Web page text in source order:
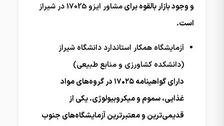
و وجود بازار بالقوه برایمشاور ایزو 17025 در شیراز
است.
آزمایشگاه همکار استاندارد دانشگاه شیراز
(دانشکده کشاورزی و منابع طبیعی)
دارای گواهینامه ۱۷۰۲۵ در گروه‌های مواد
غذایی، سموم و میکروبیولوژی. یکی از
قدیمی‌ترین و معتبرترین آزمایشگاه‌های جنوب